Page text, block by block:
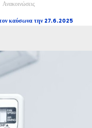
Ανακοινώσεις
καύσωνα την 27.6.2025